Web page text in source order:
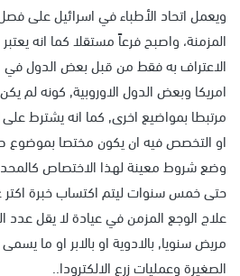
ويعمل اتحاد الأطباء في اسرائيل على
المزمنة، واصبح فرعاً مستقلا كما انه
الاعتراف به فقط من قبل بعض الدول في
امريكا وبعض الدول الاوروبية, كونه لم
مرتبطا بمواضيع اخرى, كما انه يشترط
او التخصص فيه ان يكون مختصا بموضوع
وضع شروط معينة لهذا الاختصاص
حتى خمس سنوات ليتم اكتساب خبرة
مريض سنويا, بالادوية او بالابر او ما
الصغيرة وعمليات زرع الالكترودا..